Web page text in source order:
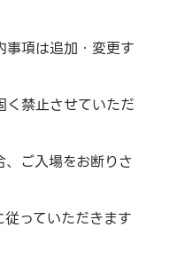
事項は追加・変更す
く禁止させていただ
、ご入場をお断りさ
従っていただきます